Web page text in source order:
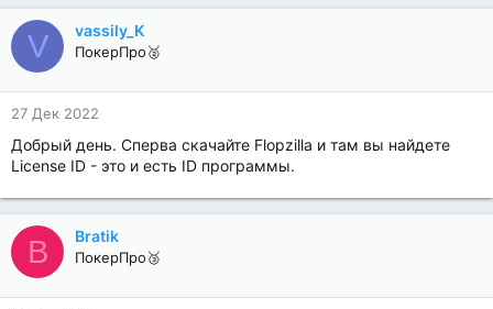
V vassily_K
ПокерПро🥈
27 Дек 2022
Добрый день. Сперва скачайте Flopzilla и там вы найдете
License ID - это и есть ID программы.
B Bratik
ПокерПро🥉